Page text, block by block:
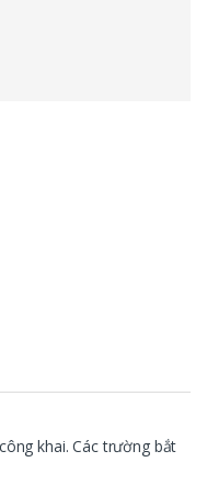
khai. Các trường bắt